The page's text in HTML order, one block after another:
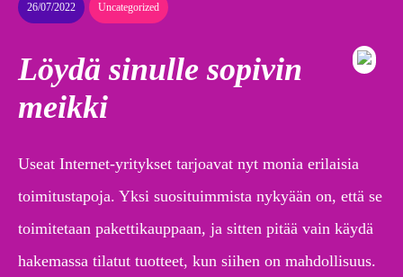
26/07/2022 Uncategorized
Löydä sinulle sopivin
meikki
Useat Internet-yritykset tarjoavat nyt monia erilaisia
toimitustapoja. Yksi suosituimmista nykyään on, että se
toimitetaan pakettikauppaan, ja sitten pitää vain käydä
hakemassa tilatut tuotteet, kun siihen on mahdollisuus.